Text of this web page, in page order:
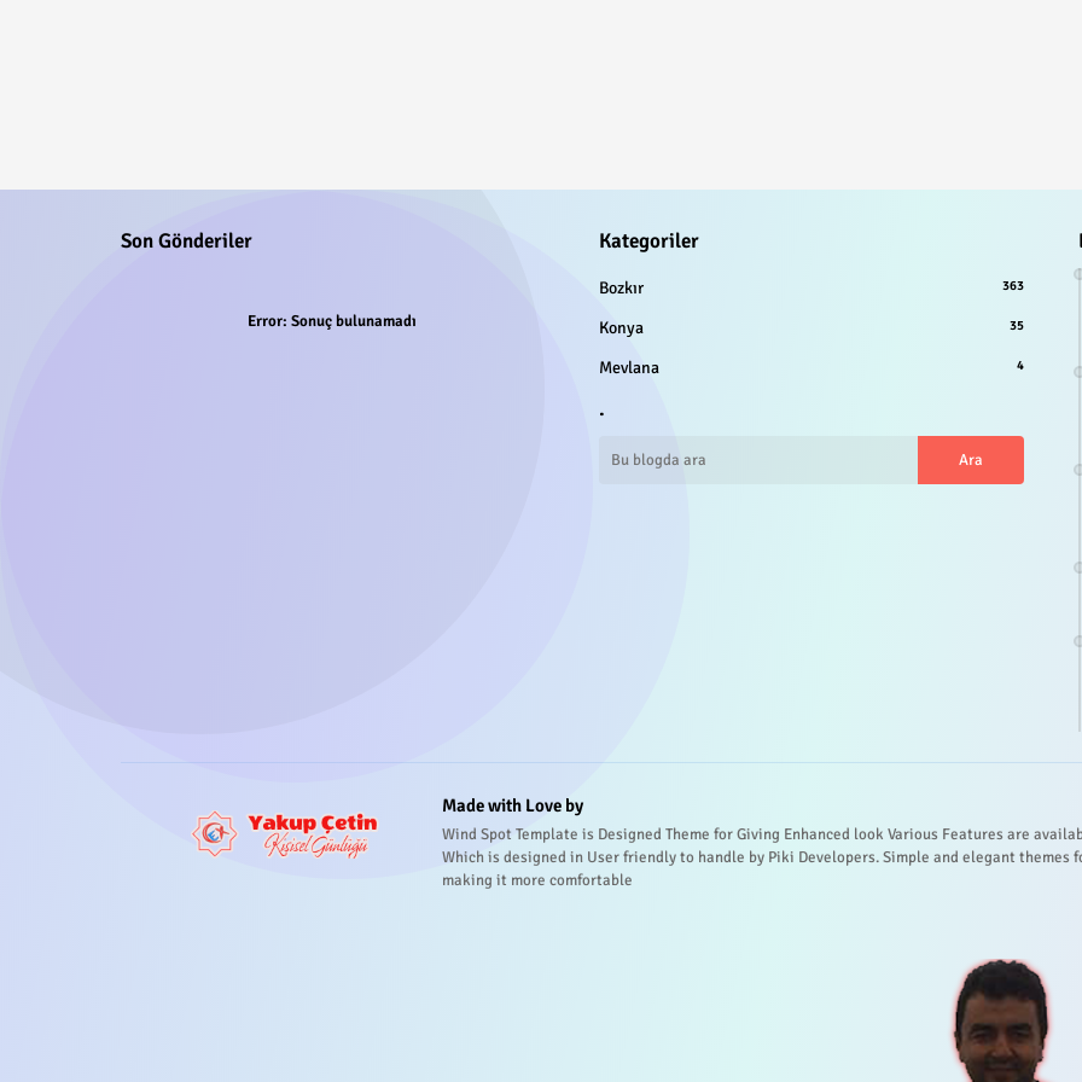
Son Gönderiler
Error: Sonuç bulunamadı
Kategoriler
Bozkır 363
Konya 35
Mevlana 4
.
Made with Love by
Wind Spot Template is Designed Theme for Giving Enhanced look Various Features are
Which is designed in User friendly to handle by Piki Developers. Simple and elegant themes
making it more comfortable